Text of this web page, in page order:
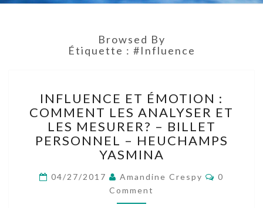
Browsed By
Étiquette : #influence
ET
ÉMOTION
:
COMMENT
LES
ANALYSER
ET
LES
MESURER?
INFLUENCE ET ÉMOTION :
COMMENT LES ANALYSER ET
LES MESURER? – BILLET
PERSONNEL – HEUCHAMPS
YASMINA
04/27/2017 Amandine Crespy
0
Comment